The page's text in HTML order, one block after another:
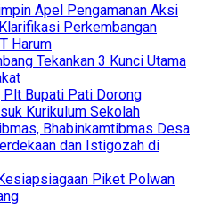
Apel Pengamanan Aksi
Perkembangan
Harum
Tekankan 3 Kunci Utama
Plt Bupati Pati Dorong
Kurikulum Sekolah
Bhabinkamtibmas Desa
dan Istigozah di
Piket Polwan